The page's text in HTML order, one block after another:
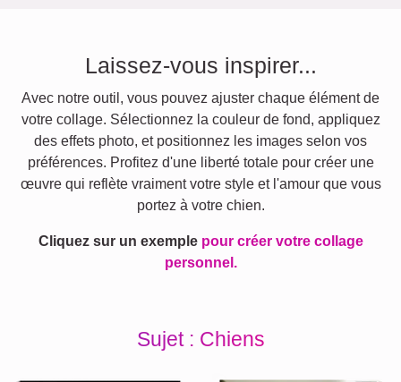
Laissez-vous inspirer...
Avec notre outil, vous pouvez ajuster chaque élément de
votre collage. Sélectionnez la couleur de fond, appliquez
des effets photo, et positionnez les images selon vos
préférences. Profitez d'une liberté totale pour créer une
œuvre qui reflète vraiment votre style et l'amour que vous
portez à votre chien.
Cliquez sur un exemple pour créer votre collage
personnel.
Sujet : Chiens